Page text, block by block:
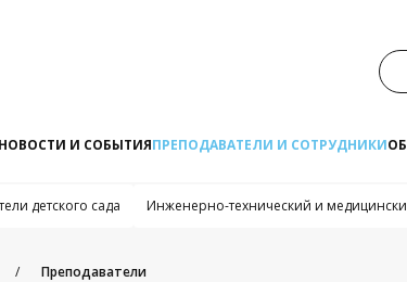
НОВОСТИ И СОБЫТИЯПРЕПОДАВАТЕЛИ И СОТРУДНИКИ
детского сада Инженерно-технический и
Преподаватели